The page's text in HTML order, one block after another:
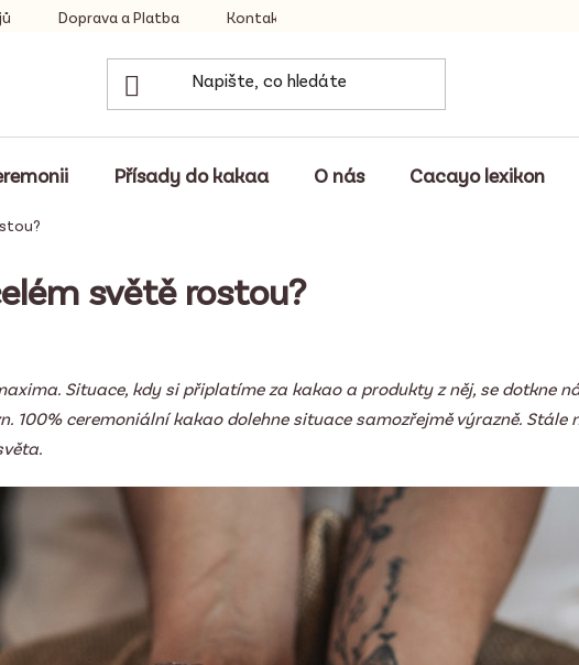
Doprava a Platba Kontakty
Přísady do kakaa O nás Cacayo lexikon
světě rostou?
Situace, kdy si připlatíme za kakao a produkty z něj, se dotkne
100% ceremoniální kakao dolehne situace samozřejmě výrazně.